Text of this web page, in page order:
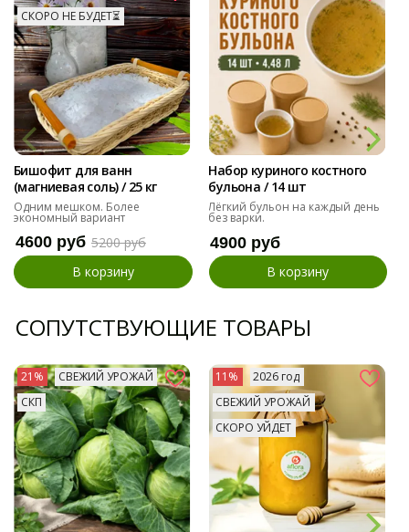
СКОРО НЕ БУДЕТ⏳
Бишофит для ванн
(магниевая соль) / 25 кг
Одним мешком. Более
экономный вариант
4600 руб 5200 руб
В корзину
Набор куриного костного
бульона / 14 шт
Лёгкий бульон на каждый день
без варки.
4900 руб
В корзину
СОПУТСТВУЮЩИЕ ТОВАРЫ
21%
СВЕЖИЙ УРОЖАЙ
СКП
11%
2026 год
СВЕЖИЙ УРОЖАЙ
СКОРО УЙДЕТ